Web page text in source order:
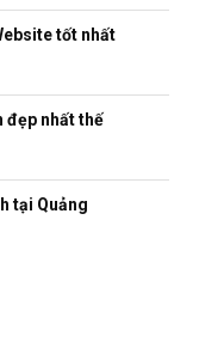
tốt nhất
đẹp nhất thế
tại Quảng